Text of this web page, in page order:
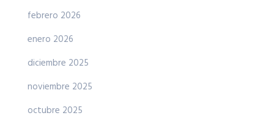
febrero 2026
enero 2026
diciembre 2025
noviembre 2025
octubre 2025